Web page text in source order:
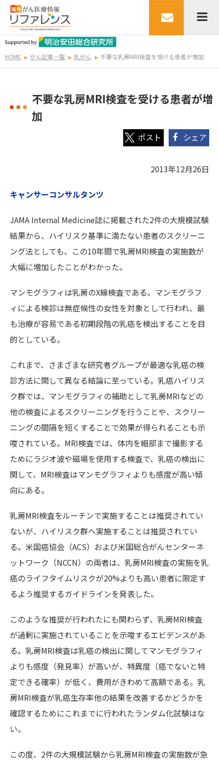
HOME がん記事一覧 乳がん 不要な乳房MRI検査を受ける患者が増加
不要な乳房MRI検査を受ける患者が増
加
シェア
2013年12月26日
キャンサーコンサルタンツ
JAMA Internal Medicine誌に掲載された2件の大規模試験
結果から、ハイリスク基準に満たない患者のスクリーニ
ング法としても、この10年間で乳房MRI検査の実施数が
大幅に増加したことがわかった。
マンモグラフィは乳房のX線検査である。マンモグラフ
ィによる検診は無症候性の女性を対象として行われ、最
も治療が容易である初期段階の乳癌を検出することを目
的としている。
これまで、さまざまな研究者グループが最適な乳癌の検
診方法に関して異なる結論に至っている。乳癌ハイリス
ク群では、マンモグラフィの補助として乳房MRIなどの
他の検査によるスクリーニングを行うことや、スクリー
ニングの間隔を短くすることで効果が得られることも示
唆されている。MRI検査では、体内を細部まで撮影する
ためにラジオ波や磁場を使用する検査で、乳癌の検出に
関して、MRI検査はマンモグラフィよりも感度が高い傾
向にある。
乳房MRI検査をルーチンで実施することは推奨されてい
ないが、ハイリスク群へ実施することは推奨されてい
る。米国癌協会（ACS）および米国総合がんセンターネ
ットワーク（NCCN）の両者は、乳房MRI検査の実施を乳
癌のライフタイムリスクが20%よりも高い患者に限定す
るよう推奨するガイドラインを発表した。
このような推奨が行われたにも関わらず、乳房MRI検査
が過剰に実施されていることを示唆するエビデンスがあ
る。乳房MRI検査は乳癌の検出に関してマンモグラフィ
よりも感度（発見率）が高いが、特異度（癌でないと特
定できる確率）が低く、費用がきわめて高額である。乳
房MRI検査が乳癌生存率他の結果を改善するかどうかを
確認するためにこれまでに行われたランダム化試験はな
い。
この度、2件の大規模試験から乳房MRI検査の実施数が急